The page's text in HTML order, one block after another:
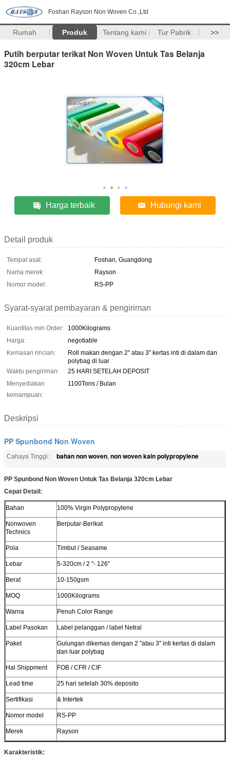
Foshan Rayson Non Woven Co.,Ltd
Rumah Produk Tentang kami Tur Pabrik >>
Putih berputar terikat Non Woven Untuk Tas Belanja
320cm Lebar
Harga terbaik Hubungi kami
Detail produk
Tempat asal:
Foshan, Guangdong
Nama merek:
Rayson
Nomor model:
RS-PP
Syarat-syarat pembayaran & pengiriman
Kuantitas min Order:
1000Kilograms
Harga:
negotiable
Kemasan rincian:
Roll makan dengan 2" atau 3" kertas inti di dalam dan
polybag di luar
Waktu pengiriman:
25 HARI SETELAH DEPOSIT
Menyediakan
kemampuan:
1100Tons / Bulan
Deskripsi
PP Spunbond Non Woven
Cahaya Tinggi: bahan non woven, non woven kain polypropylene
PP Spunbond Non Woven Untuk Tas Belanja 320cm Lebar
Cepat Detail:
Bahan 100% Virgin Polypropylene
Nonwoven
Technics
Berputar-Berikat
Pola Timbul / Seasame
Lebar 5-320cm / 2 "- 126"
Berat 10-150gsm
MOQ 1000Kilograms
Warna Penuh Color Range
Label Pasokan Label pelanggan / label Netral
Paket
Gulungan dikemas dengan 2 "atau 3" inti kertas di dalam
dan luar polybag
Hal Shippment FOB / CFR / CIF
Lead time 25 hari setelah 30% deposito
Sertifikasi & Intertek
Nomor model RS-PP
Merek Rayson
Karakteristik: